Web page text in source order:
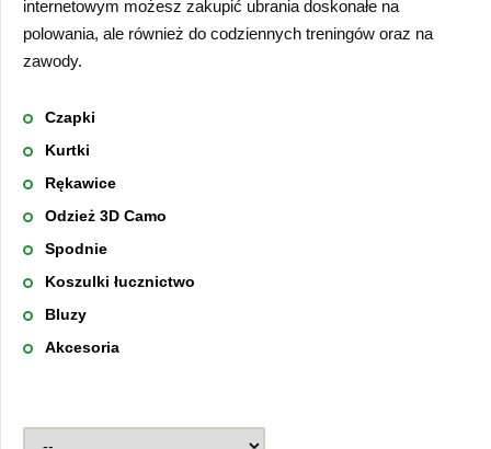
internetowym możesz zakupić ubrania doskonałe na
polowania, ale również do codziennych treningów oraz na
zawody.
Czapki
Kurtki
Rękawice
Odzież 3D Camo
Spodnie
Koszulki łucznictwo
Bluzy
Akcesoria